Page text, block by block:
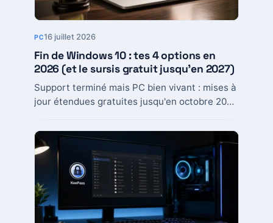
PC16 juillet 2026
Fin de Windows 10 : tes 4 options en
2026 (et le sursis gratuit jusqu’en 2027)
Support terminé mais PC bien vivant : mises à
jour étendues gratuites jusqu'en octobre 2027,